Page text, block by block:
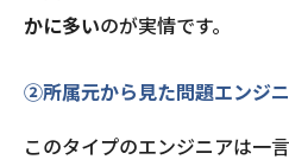
かに多いのが実情です。
②所属元から見た問題エンジ
このタイプのエンジニアは一言